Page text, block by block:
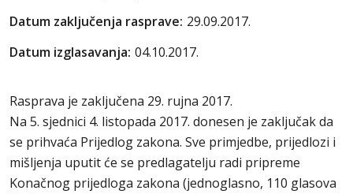
Datum zaključenja rasprave: 29.09.2017.
Datum izglasavanja: 04.10.2017.
Rasprava je zaključena 29. rujna 2017.
Na 5. sjednici 4. listopada 2017. donesen je zaključak da
se prihvaća Prijedlog zakona. Sve primjedbe, prijedlozi i
mišljenja uputit će se predlagatelju radi pripreme
Konačnog prijedloga zakona (jednoglasno, 110 glasova